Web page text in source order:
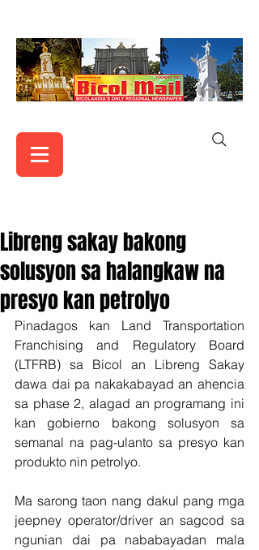
Libreng sakay bakong
solusyon sa halangkaw na
presyo kan petrolyo
Pinadagos kan Land Transportation
Franchising and Regulatory Board
(LTFRB) sa Bicol an Libreng Sakay
dawa dai pa nakakabayad an ahencia
sa phase 2, alagad an programang ini
kan gobierno bakong solusyon sa
semanal na pag-ulanto sa presyo kan
produkto nin petrolyo.
Ma sarong taon nang dakul pang mga
jeepney operator/driver an sagcod sa
ngunian dai pa nababayadan mala